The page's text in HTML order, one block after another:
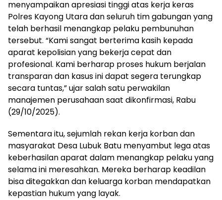
menyampaikan apresiasi tinggi atas kerja keras
Polres Kayong Utara dan seluruh tim gabungan yang
telah berhasil menangkap pelaku pembunuhan
tersebut. “Kami sangat berterima kasih kepada
aparat kepolisian yang bekerja cepat dan
profesional. Kami berharap proses hukum berjalan
transparan dan kasus ini dapat segera terungkap
secara tuntas,” ujar salah satu perwakilan
manajemen perusahaan saat dikonfirmasi, Rabu
(29/10/2025).
Sementara itu, sejumlah rekan kerja korban dan
masyarakat Desa Lubuk Batu menyambut lega atas
keberhasilan aparat dalam menangkap pelaku yang
selama ini meresahkan. Mereka berharap keadilan
bisa ditegakkan dan keluarga korban mendapatkan
kepastian hukum yang layak.